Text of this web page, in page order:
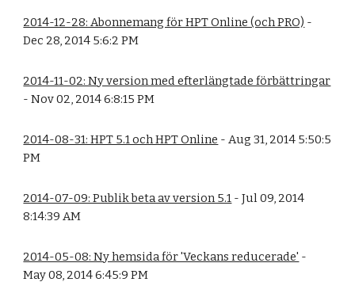
2014-12-28: Abonnemang för HPT Online (och PRO) -
Dec 28, 2014 5:6:2 PM
2014-11-02: Ny version med efterlängtade förbättringar
- Nov 02, 2014 6:8:15 PM
2014-08-31: HPT 5.1 och HPT Online - Aug 31, 2014 5:50:5
PM
2014-07-09: Publik beta av version 5.1 - Jul 09, 2014
8:14:39 AM
2014-05-08: Ny hemsida för 'Veckans reducerade' -
May 08, 2014 6:45:9 PM